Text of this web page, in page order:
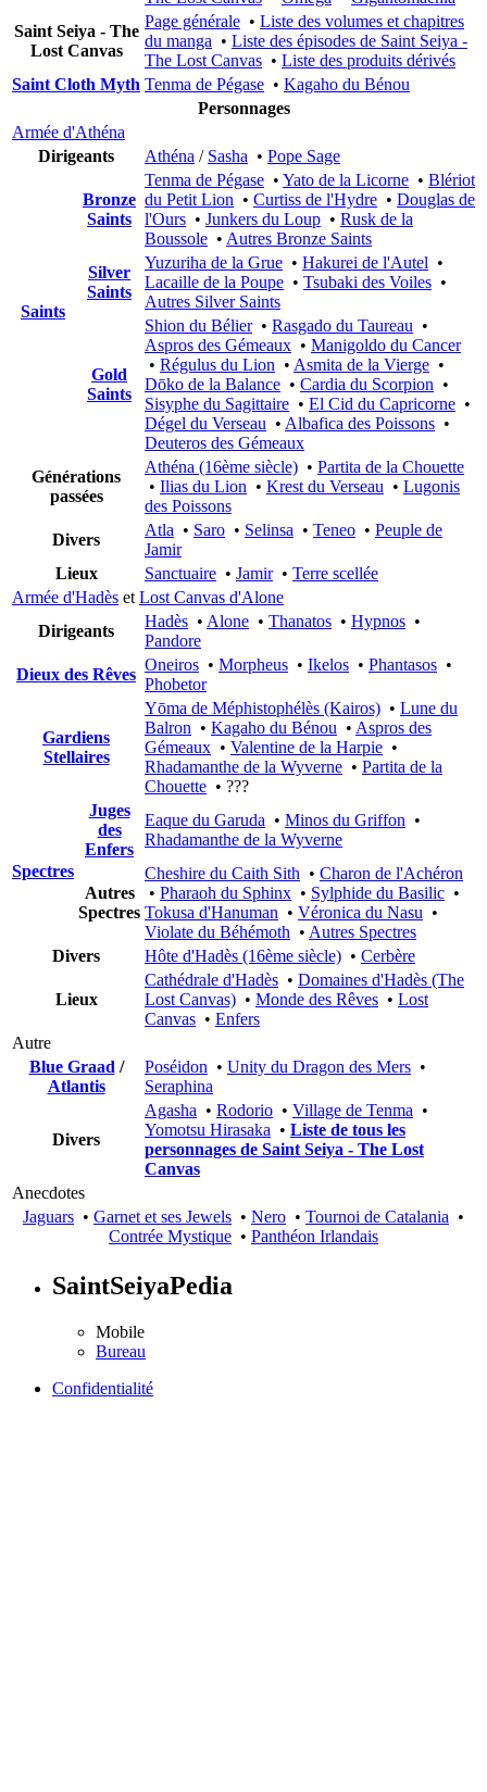
Saint Seiya - The
Lost Canvas
Page générale • Liste des volumes et chapitres
du manga • Liste des épisodes de Saint Seiya -
The Lost Canvas • Liste des produits dérivés
Saint Cloth Myth Tenma de Pégase • Kagaho du Bénou
Personnages
Armée d'Athéna
Dirigeants
Athéna / Sasha • Pope Sage
Saints
Bronze
Saints
Tenma de Pégase • Yato de la Licorne • Blériot
du Petit Lion • Curtiss de l'Hydre • Douglas de
l'Ours • Junkers du Loup • Rusk de la
Boussole • Autres Bronze Saints
Silver
Saints
Yuzuriha de la Grue • Hakurei de l'Autel •
Lacaille de la Poupe • Tsubaki des Voiles •
Autres Silver Saints
Gold
Saints
Shion du Bélier• Rasgado du Taureau •
Aspros des Gémeaux • Manigoldo du Cancer
• Régulus du Lion • Asmita de la Vierge •
Dōko de la Balance • Cardia du Scorpion •
Sisyphe du Sagittaire • El Cid du Capricorne •
Dégel du Verseau • Albafica des Poissons •
Deuteros des Gémeaux
Générations
passées
Athéna (16ème siècle) • Partita de la Chouette
• Ilias du Lion • Krest du Verseau • Lugonis
des Poissons
Divers
Atla • Saro • Selinsa • Teneo • Peuple de
Jamir
Lieux
Sanctuaire • Jamir• Terre scellée
Armée d'Hadès et Lost Canvas d'Alone
Dirigeants
Hadès • Alone • Thanatos • Hypnos •
Pandore
Dieux des Rêves
Oneiros • Morpheus • Ikelos • Phantasos •
Phobetor
Gardiens
Stellaires
Yōma de Méphistophélès (Kairos) • Lune du
Balron • Kagaho du Bénou • Aspros des
Gémeaux • Valentine de la Harpie •
Rhadamanthe de la Wyverne • Partita de la
Chouette • ???
Spectres
Juges
des
Enfers
Eaque du Garuda • Minos du Griffon •
Rhadamanthe de la Wyverne
Autres
Spectres
Cheshire du Caith Sith • Charon de l'Achéron
• Pharaoh du Sphinx • Sylphide du Basilic •
Tokusa d'Hanuman • Véronica du Nasu •
Violate du Béhémoth • Autres Spectres
Divers
Hôte d'Hadès (16ème siècle) • Cerbère
Lieux
Cathédrale d'Hadès • Domaines d'Hadès (The
Lost Canvas) • Monde des Rêves • Lost
Canvas • Enfers
Autre
Blue Graad /
Atlantis
Poséidon • Unity du Dragon des Mers •
Seraphina
Divers
Agasha • Rodorio • Village de Tenma •
Yomotsu Hirasaka • Liste de tous les
personnages de Saint Seiya - The Lost
Canvas
Anecdotes
Jaguars • Garnet et ses Jewels • Nero • Tournoi de Catalania •
Contrée Mystique • Panthéon Irlandais
SaintSeiyaPedia
Mobile
Bureau
Confidentialité